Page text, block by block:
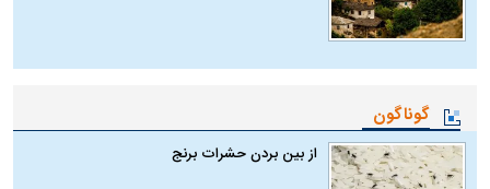
گوناگون
از بین بردن حشرات برنج